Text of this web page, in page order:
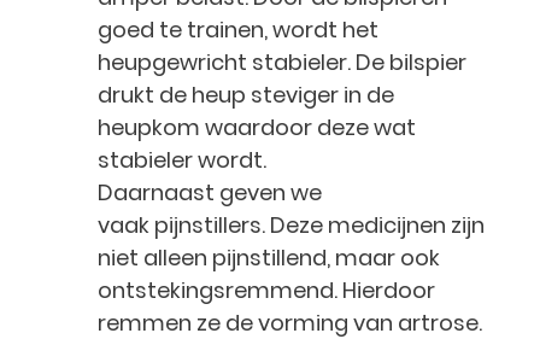
goed te trainen, wordt het
heupgewricht stabieler. De bilspier
drukt de heup steviger in de
heupkom waardoor deze wat
stabieler wordt.
Daarnaast geven we
vaak pijnstillers. Deze medicijnen zijn
niet alleen pijnstillend, maar ook
ontstekingsremmend. Hierdoor
remmen ze de vorming van artrose.